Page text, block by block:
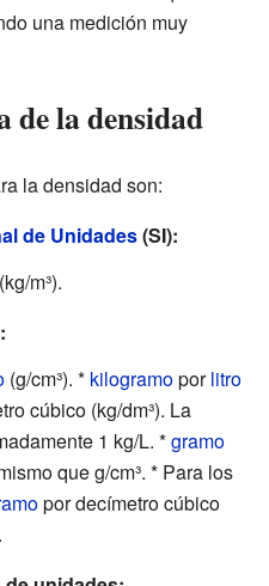
una medición muy
de la densidad
la densidad son:
de Unidades(SI):
(kg/m³).
(g/cm³). * kilogramoporlitro
cúbico (kg/dm³). La
1 kg/L. *gramo
que g/cm³. * Para los
por decímetro cúbico